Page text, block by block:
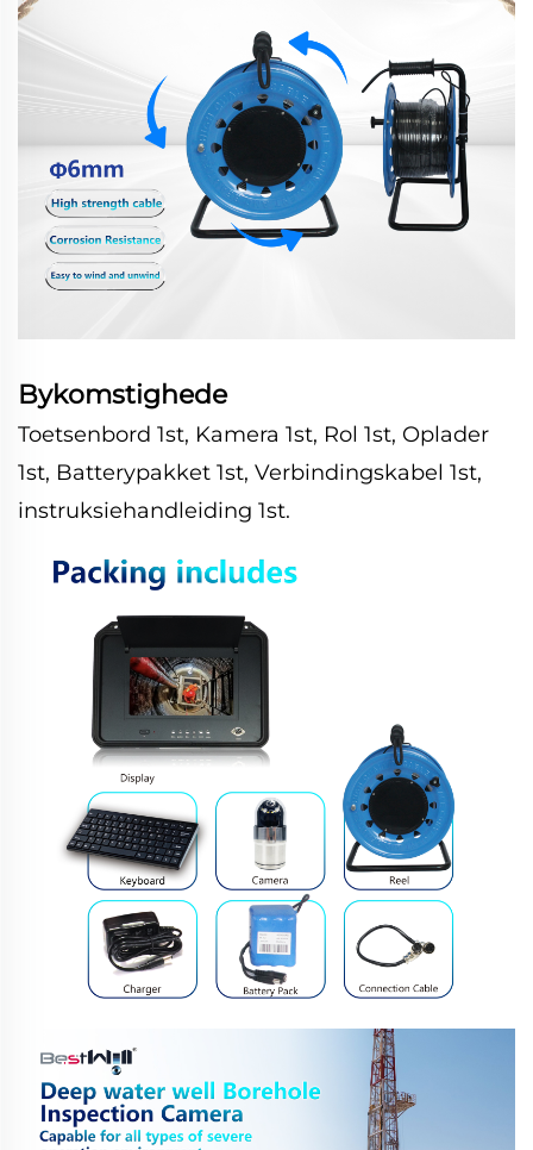
Bykomstighede
Toetsenbord 1st, Kamera 1st, Rol 1st, Oplader
1st, Batterypakket 1st, Verbindingskabel 1st,
instruksiehandleiding 1st.